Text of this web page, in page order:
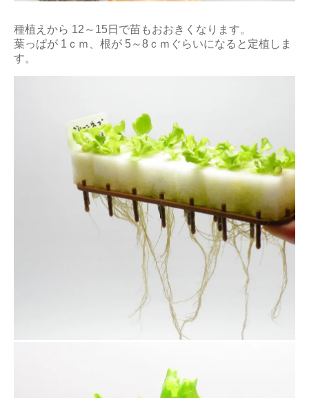
種植えから 12～15日で苗もおおきくなります。
葉っぱが 1ｃｍ、根が 5～8ｃｍぐらいになると定植しま
す。